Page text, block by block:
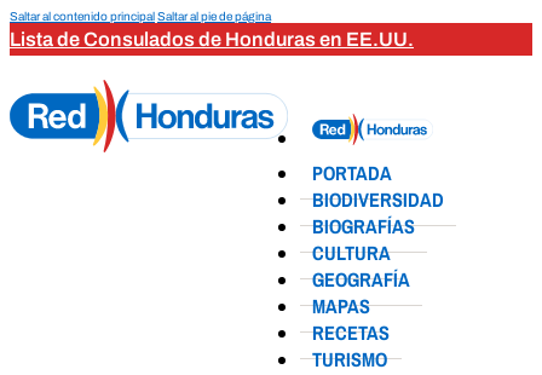
Saltar al contenido principalSaltar al pie de página
Lista de Consulados de Honduras en EE.UU.
PORTADA
BIODIVERSIDAD
BIOGRAFÍAS
CULTURA
GEOGRAFÍA
MAPAS
RECETAS
TURISMO